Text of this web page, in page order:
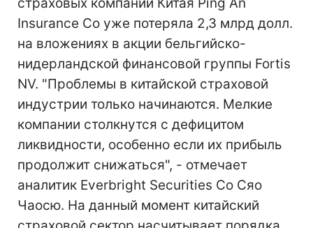
Insurance Co уже потеряла 2,3 млрд долл.
на вложениях в акции бельгийско-
нидерландской финансовой группы Fortis
NV. "Проблемы в китайской страховой
индустрии только начинаются. Мелкие
компании столкнутся с дефицитом
ликвидности, особенно если их прибыль
продолжит снижаться", - отмечает
аналитик Everbright Securities Co Сяо
Чаосю. На данный момент китайский